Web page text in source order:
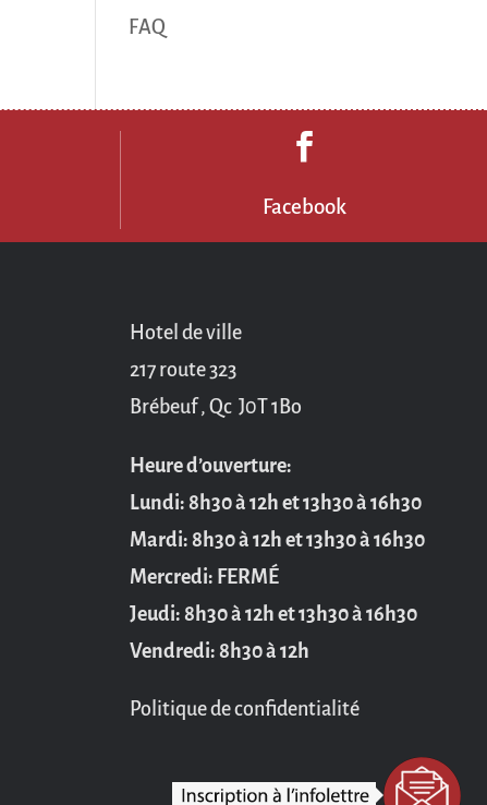
FAQ

Facebook
Hotel de ville
217 route 323
Brébeuf , Qc J0T 1Bo
Heure d’ouverture:
Lundi: 8h30 à 12h et 13h30 à 16h30
Mardi: 8h30 à 12h et 13h30 à 16h30
Mercredi: FERMÉ
Jeudi: 8h30 à 12h et 13h30 à 16h30
Vendredi: 8h30 à 12h
Politique de confidentialité